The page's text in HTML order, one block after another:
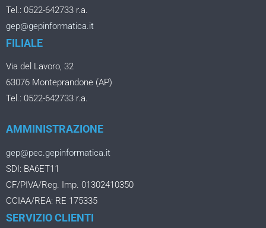
Tel.: 0522-642733 r.a.
gep@gepinformatica.it
FILIALE
Via del Lavoro, 32
63076 Monteprandone (AP)
Tel.: 0522-642733 r.a.
AMMINISTRAZIONE
gep@pec.gepinformatica.it
SDI: BA6ET11
CF/PIVA/Reg. Imp. 01302410350
CCIAA/REA: RE 175335
SERVIZIO CLIENTI